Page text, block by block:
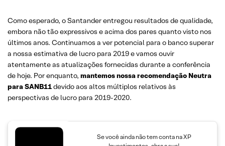
Como esperado, o Santander entregou resultados de qualidade,
embora não tão expressivos e acima dos pares quanto visto nos
últimos anos. Continuamos a ver potencial para o banco superar
a nossa estimativa de lucro para 2019 e vamos ouvir
atentamente as atualizações fornecidas durante a conferência
de hoje. Por enquanto, mantemos nossa recomendação Neutra
para SANB11devido aos altos múltiplos relativos às
perspectivas de lucro para 2019-2020.
Se você ainda não tem conta na XP